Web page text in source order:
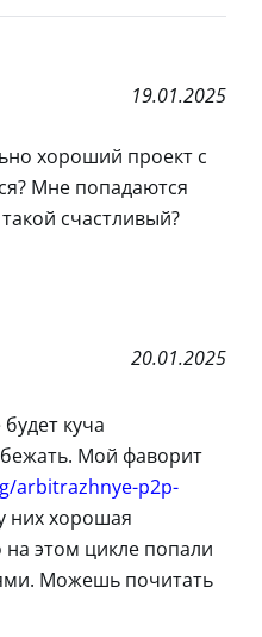
19.01.2025
хороший проект с
Мне попадаются
счастливый?
20.01.2025
куча
Мой фаворит
arbitrazhnye-p2p-
них хорошая
этом цикле попали
Можешь почитать